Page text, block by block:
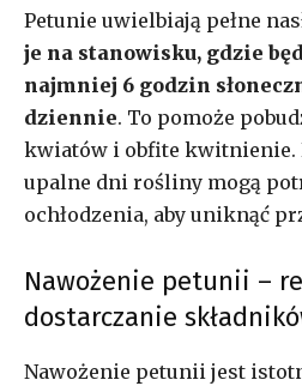
Petunie uwielbiają pełne
je na stanowisku, gdzie
najmniej 6 godzin
dziennie. To pomoże
kwiatów i obfite kwitnienie.
upalne dni rośliny mogą
ochłodzenia, aby uniknąć
Nawożenie petunii –
dostarczanie
Nawożenie petunii jest